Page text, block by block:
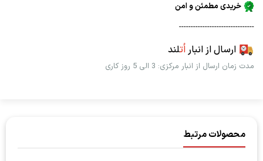
خریدی مطمئن و امن
--------------------------------
ارسال از انباراُتلند
مدت زمان ارسال از انبار مرکزی: 3 الی 5 روز کاری
محصولات مرتبط